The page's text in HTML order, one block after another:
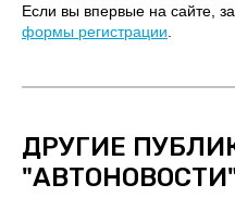
Если вы впервые на сайте,
формы регистрации
ДРУГИЕ
"АВТОНОВОСТИ